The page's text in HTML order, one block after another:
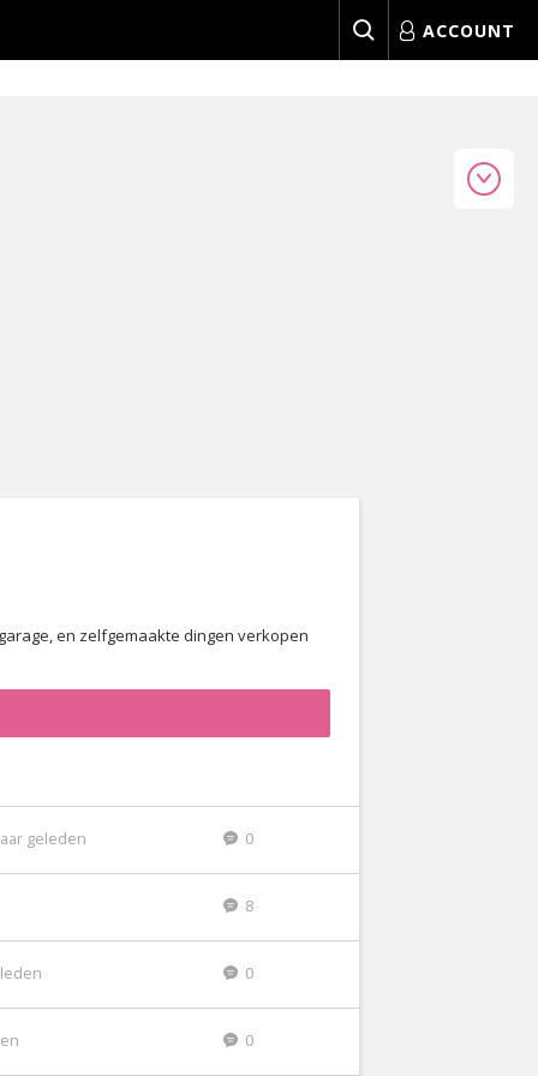
ACCOUNT
en zelfgemaakte dingen verkopen
geleden 0
8
0
0